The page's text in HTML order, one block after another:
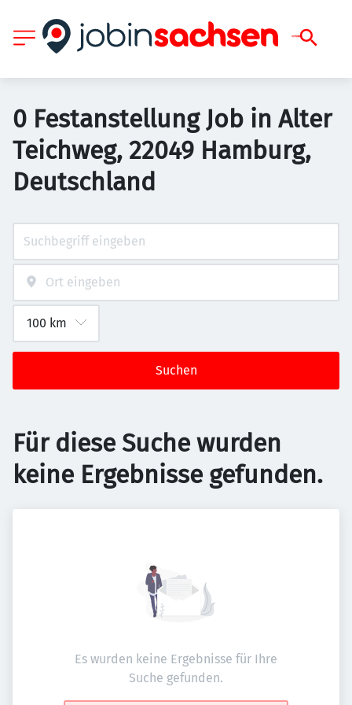
0 Festanstellung Job in Alter
Teichweg, 22049 Hamburg,
Deutschland
Suchen
Für diese Suche wurden
keine Ergebnisse gefunden.
Es wurden keine Ergebnisse für Ihre
Suche gefunden.